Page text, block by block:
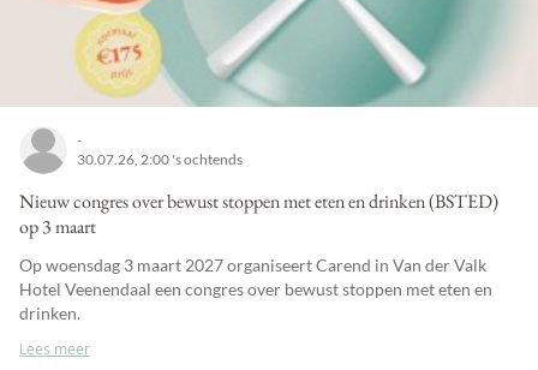
-
30.07.26, 2:00 's ochtends
Nieuw congres over bewust stoppen met eten en drinken (BSTED)
op 3 maart
Op woensdag 3 maart 2027 organiseert Carend in Van der Valk
Hotel Veenendaal een congres over bewust stoppen met eten en
drinken.
Lees meer